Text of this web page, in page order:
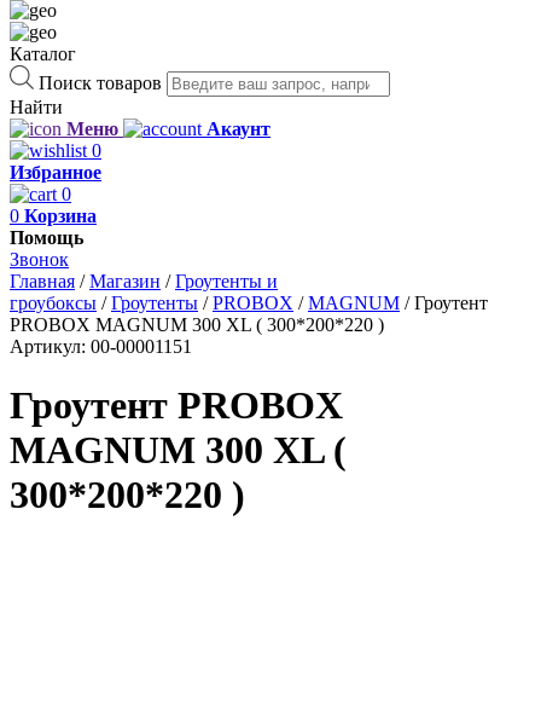
Каталог
Поиск товаров
Найти
Меню
Акаунт
0
Избранное
0
0 Корзина
Помощь
Звонок
Главная /Магазин /Гроутенты и
гроубоксы /Гроутенты /PROBOX /MAGNUM /Гроутент
PROBOX MAGNUM 300 XL ( 300*200*220 )
Артикул: 00-00001151
Гроутент PROBOX
MAGNUM 300 XL (
300*200*220 )